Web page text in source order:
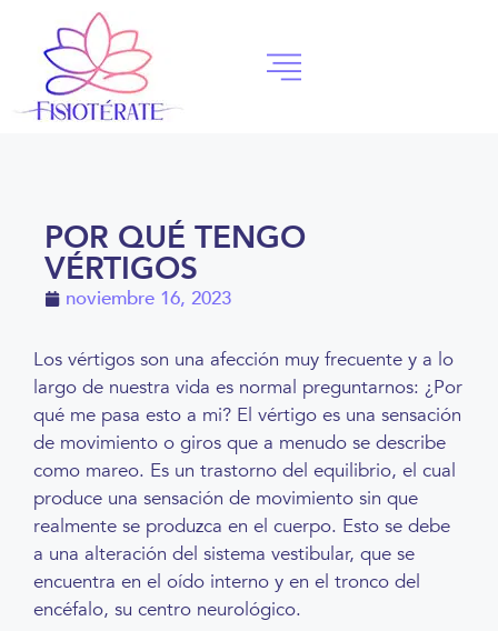
POR QUÉ TENGO
VÉRTIGOS
noviembre 16, 2023
Los vértigos son una afección muy frecuente y a lo
largo de nuestra vida es normal preguntarnos: ¿Por
qué me pasa esto a mi? El vértigo es una sensación
de movimiento o giros que a menudo se describe
como mareo. Es un trastorno del equilibrio, el cual
produce una sensación de movimiento sin que
realmente se produzca en el cuerpo. Esto se debe
a una alteración del sistema vestibular, que se
encuentra en el oído interno y en el tronco del
encéfalo, su centro neurológico.